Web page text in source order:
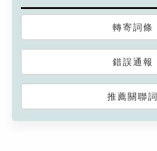
轉寄詞條
錯誤通報
推薦關聯詞